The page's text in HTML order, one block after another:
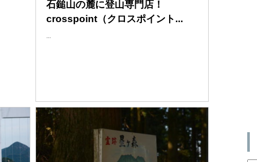
石鎚山の麓に登山専門店！
crosspoint（クロスポイント...
...